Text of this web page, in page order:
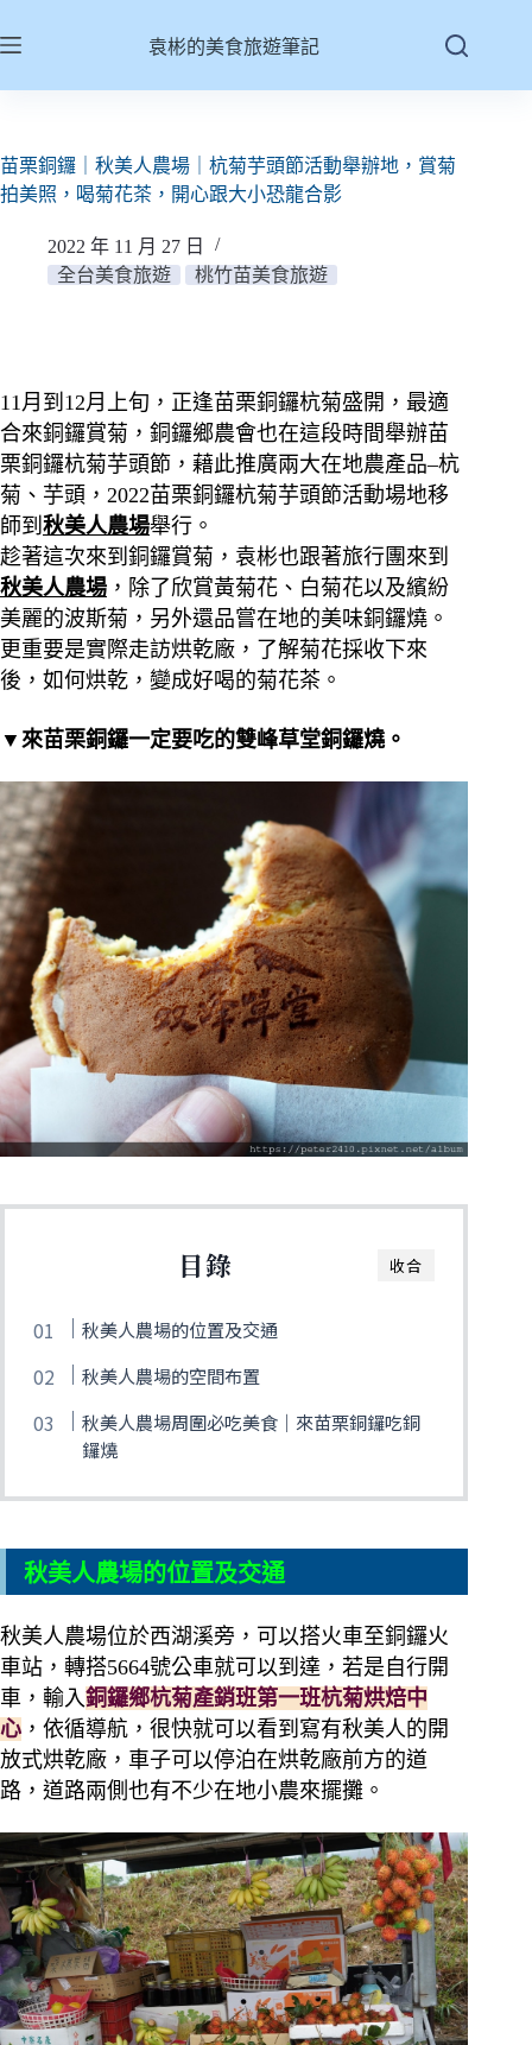
至
容
袁彬的美食旅遊筆記
苗栗銅鑼｜秋美人農場｜杭菊芋頭節活動舉辦地，賞菊
拍美照，喝菊花茶，開心跟大小恐龍合影
2022 年 11 月 27 日
全台美食旅遊
桃竹苗美食旅遊
11月到12月上旬，正逢苗栗銅鑼杭菊盛開，最適
合來銅鑼賞菊，銅鑼鄉農會也在這段時間舉辦苗
栗銅鑼杭菊芋頭節，藉此推廣兩大在地農產品–杭
菊、芋頭，2022苗栗銅鑼杭菊芋頭節活動場地移
師到 秋美人農場舉行。
趁著這次來到銅鑼賞菊，袁彬也跟著旅行團來到
秋美人農場 ，除了欣賞黃菊花、白菊花以及繽紛
美麗的波斯菊，另外還品嘗在地的美味銅鑼燒。
更重要是實際走訪烘乾廠，了解菊花採收下來
後，如何烘乾，變成好喝的菊花茶。
▼來苗栗銅鑼一定要吃的雙峰草堂銅鑼燒。
收合
目錄
秋美人農場的位置及交通
秋美人農場的空間布置
秋美人農場周圍必吃美食｜來苗栗銅鑼吃銅
鑼燒
秋美人農場的位置及交通
秋美人農場位於西湖溪旁，可以搭火車至銅鑼火
車站，轉搭5664號公車就可以到達，若是自行開
車，輸入銅鑼鄉杭菊產銷班第一班杭菊烘焙中
心 ，依循導航，很快就可以看到寫有秋美人的開
放式烘乾廠，車子可以停泊在烘乾廠前方的道
路，道路兩側也有不少在地小農來擺攤。